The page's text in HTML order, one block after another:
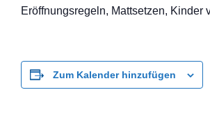
Eröffnungsregeln, Mattsetzen, Kinder
Zum Kalender hinzufügen